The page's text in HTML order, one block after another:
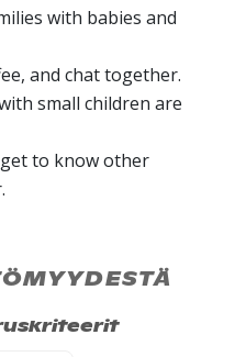
with babies and
and chat together.
small children are
to know other